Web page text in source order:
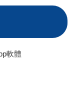
軟體